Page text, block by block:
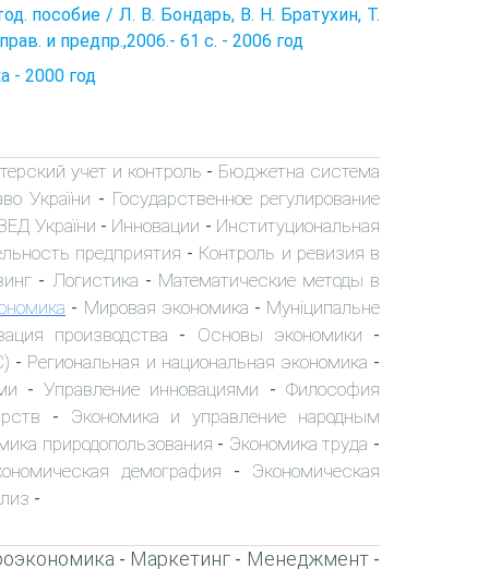
пособие / Л. В. Бондарь, В. Н. Братухин, Т.
и предпр.,2006.- 61 с. - 2006 год
- 2000 год
учет и контроль - Бюджетна система
України - Государственное регулирование
України - Инновации - Институциональная
предприятия - Контроль и ревизия в
- Логистика - Математические методы в
- Мировая экономика - Муніципальне
производства - Основы экономики -
- Региональная и национальная экономика -
-Управление инновациями -Философия
- Экономика и управление народным
природопользования - Экономика труда -
демография - Экономическая
-
- Маркетинг - Менеджмент-